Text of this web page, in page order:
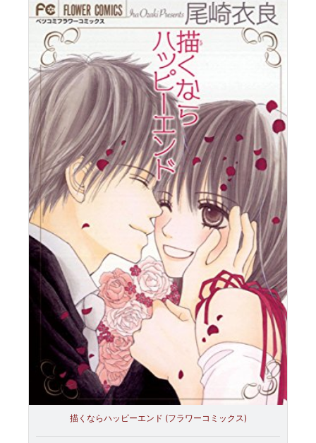
描くならハッピーエンド (フラワーコミックス)